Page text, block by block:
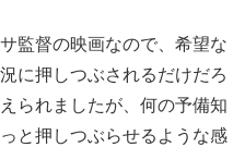
監督の映画なので、希望な
に押しつぶされるだけだろ
られましたが、何の予備知
と押しつぶらせるような感